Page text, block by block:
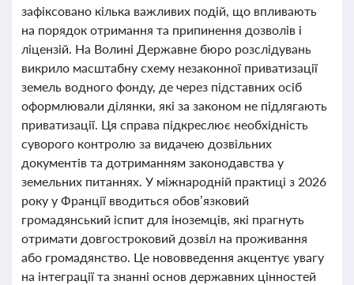
зафіксовано кілька важливих подій, що впливають
на порядок отримання та припинення дозволів і
ліцензій. На Волині Державне бюро розслідувань
викрило масштабну схему незаконної приватизації
земель водного фонду, де через підставних осіб
оформлювали ділянки, які за законом не підлягають
приватизації. Ця справа підкреслює необхідність
суворого контролю за видачею дозвільних
документів та дотриманням законодавства у
земельних питаннях. У міжнародній практиці з 2026
року у Франції вводиться обов’язковий
громадянський іспит для іноземців, які прагнуть
отримати довгостроковий дозвіл на проживання
або громадянство. Це нововведення акцентує увагу
на інтеграції та знанні основ державних цінностей